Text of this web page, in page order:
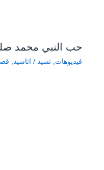
حب النبي محمد
فيديوهات نشيد / اناشيد